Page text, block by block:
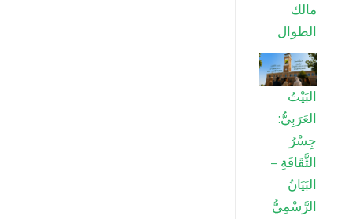
مالك
الطوال
البَيْتُ
العَرَبِيُّ:
جِسْرُ
الثَّقَافَةِ –
البَيَانُ
الرَّسْمِيُّ